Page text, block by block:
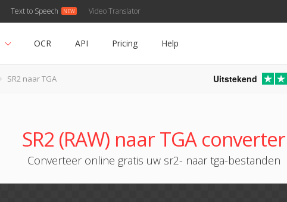
Text to Speech Video Translator
OCR API Pricing Help
SR2 naar TGA Uitstekend
SR2 (RAW) naar TGA converter
Converteer online gratis uw sr2- naar tga-bestanden